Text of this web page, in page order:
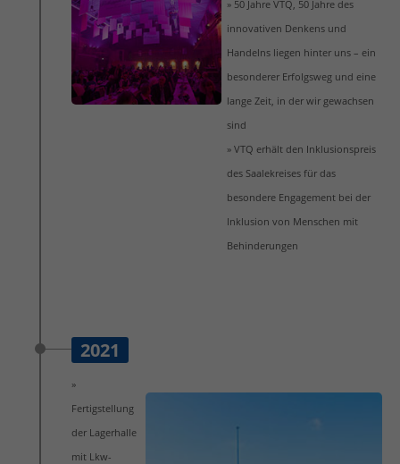
» 50 Jahre VTQ, 50 Jahre des
innovativen Denkens und
Handelns liegen hinter uns – ein
besonderer Erfolgsweg und eine
lange Zeit, in der wir gewachsen
sind
» VTQ erhält den Inklusionspreis
des Saalekreises für das
besondere Engagement bei der
Inklusion von Menschen mit
Behinderungen
2021
»
Fertigstellung
der Lagerhalle
mit Lkw-